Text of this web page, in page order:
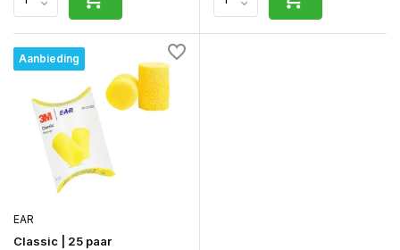
Aanbieding
EAR
Classic | 25 paar